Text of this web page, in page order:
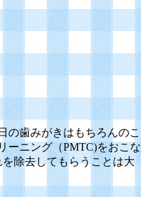
の歯みがきはもちろんのこ
ーニング（PMTC)をおこな
除去してもらうことは大